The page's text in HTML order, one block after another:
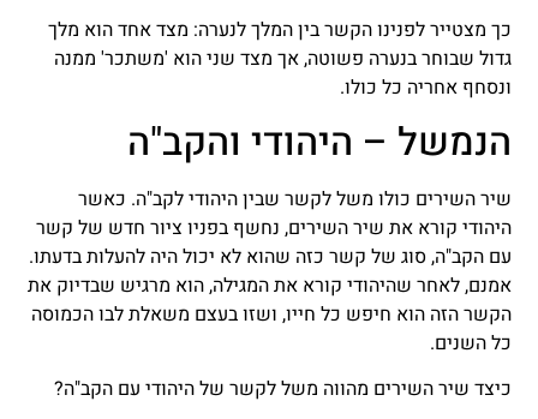
כך מצטייר לפנינו הקשר בין המלך לנערה: מצד אחד הוא מלך
גדול שבוחר בנערה פשוטה, אך מצד שני הוא 'משתכר' ממנה
ונסחף אחריה כל כולו.
הנמשל – היהודי והקב"ה
שיר השירים כולו משל לקשר שבין היהודי לקב"ה. כאשר
היהודי קורא את שיר השירים, נחשף בפניו ציור חדש של קשר
עם הקב"ה, סוג של קשר כזה שהוא לא יכול היה להעלות בדעתו.
אמנם, לאחר שהיהודי קורא את המגילה, הוא מרגיש שבדיוק את
הקשר הזה הוא חיפש כל חייו, ושזו בעצם משאלת לבו הכמוסה
כל השנים.
כיצד שיר השירים מהווה משל לקשר של היהודי עם הקב"ה?